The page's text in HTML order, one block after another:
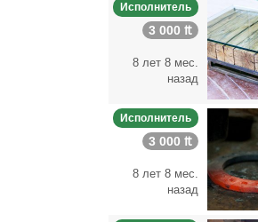
Исполнитель
3 000 ₶
8 лет 8 мес.
назад
Исполнитель
3 000 ₶
8 лет 8 мес.
назад